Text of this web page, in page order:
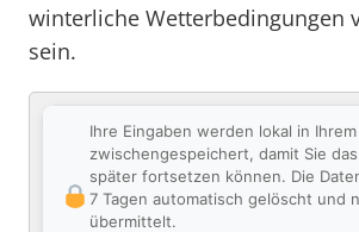
winterliche Wetterbedingungen
sein.
Ihre Eingaben werden lokal in
zwischengespeichert, damit Sie
später fortsetzen können. Die
7 Tagen automatisch gelöscht und
übermittelt.